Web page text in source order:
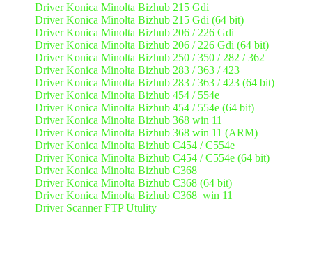
Driver Konica Minolta Bizhub 215 Gdi
Driver Konica Minolta Bizhub 215 Gdi (64 bit)
Driver Konica Minolta Bizhub 206 / 226 Gdi
Driver Konica Minolta Bizhub 206 / 226 Gdi (64 bit)
Driver Konica Minolta Bizhub 250 / 350 / 282 / 362
Driver Konica Minolta Bizhub 283 / 363 / 423
Driver Konica Minolta Bizhub 283 / 363 / 423 (64 bit)
Driver Konica Minolta Bizhub 454 / 554e
Driver Konica Minolta Bizhub 454 / 554e (64 bit)
Driver Konica Minolta Bizhub 368 win 11
Driver Konica Minolta Bizhub 368 win 11 (ARM)
Driver Konica Minolta Bizhub C454 / C554e
Driver Konica Minolta Bizhub C454 / C554e (64 bit)
Driver Konica Minolta Bizhub C368
Driver Konica Minolta Bizhub C368 (64 bit)
Driver Konica Minolta Bizhub C368 win 11
Driver Scanner FTP Utulity